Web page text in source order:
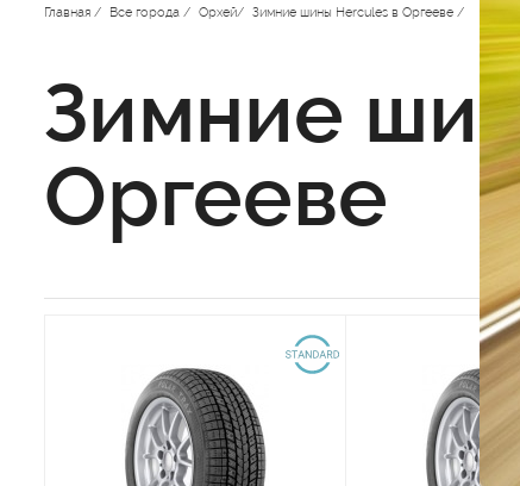
Главная / Все города / Орхей/ Зимние шины Hercules в Оргееве /
Зимние
Оргееве